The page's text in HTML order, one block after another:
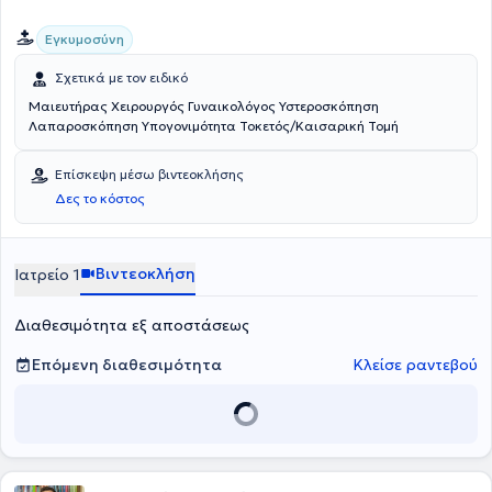
Εγκυμοσύνη
Σχετικά με τον ειδικό
Μαιευτήρας Χειρουργός Γυναικολόγος Υστεροσκόπηση
Λαπαροσκόπηση Υπογονιμότητα Τοκετός/Καισαρική Τομή
Επίσκεψη μέσω βιντεοκλήσης
Δες το κόστος
Ιατρείο 1 Βιντεοκλήση
Διαθεσιμότητα εξ αποστάσεως
Επόμενη διαθεσιμότητα
Κλείσε ραντεβού